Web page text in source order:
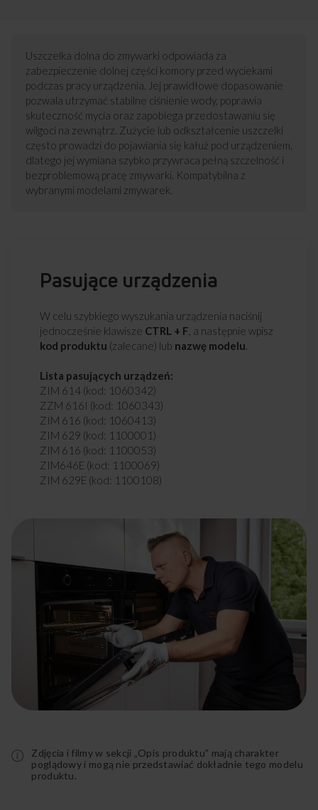
Uszczelka dolna do zmywarki odpowiada za
zabezpieczenie dolnej części komory przed wyciekami
podczas pracy urządzenia. Jej prawidłowe dopasowanie
pozwala utrzymać stabilne ciśnienie wody, poprawia
skuteczność mycia oraz zapobiega przedostawaniu się
wilgoci na zewnątrz. Zużycie lub odkształcenie uszczelki
często prowadzi do pojawiania się kałuż pod urządzeniem,
dlatego jej wymiana szybko przywraca pełną szczelność i
bezproblemową pracę zmywarki. Kompatybilna z
wybranymi modelami zmywarek.
Pasujące urządzenia
W celu szybkiego wyszukania urządzenia naciśnij
jednocześnie klawisze CTRL + F , a następnie wpisz
kod produktu (zalecane) lub nazwę modelu
Lista pasujących urządzeń:
ZIM 614 (kod: 1060342)
ZZM 616I (kod: 1060343)
ZIM 616 (kod: 1060413)
ZIM 629 (kod: 1100001)
ZIM 616 (kod: 1100053)
ZIM646E (kod: 1100069)
ZIM 629E (kod: 1100108)
ZWM 668IED (kod: 1100177)
DIM637ANBTLKD (kod: 1100430)
DFM68C9EONViID (kod: 1191262)
Zdjęcia i filmy w sekcji „Opis produktu” mają charakter
poglądowy i mogą nie przedstawiać dokładnie tego modelu
produktu.
opis